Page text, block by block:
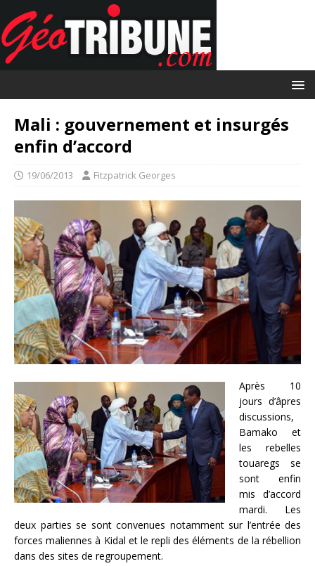
Mali : gouvernement et insurgés
enfin d’accord
19/06/2013 Fitzpatrick Georges
Après 10
jours d’âpres
discussions,
Bamako et
les rebelles
touaregs se
sont enfin
mis d’accord
mardi. Les
deux parties se sont convenues notamment sur l’entrée des
forces maliennes à Kidal et le repli des éléments de la rébellion
dans des sites de regroupement.